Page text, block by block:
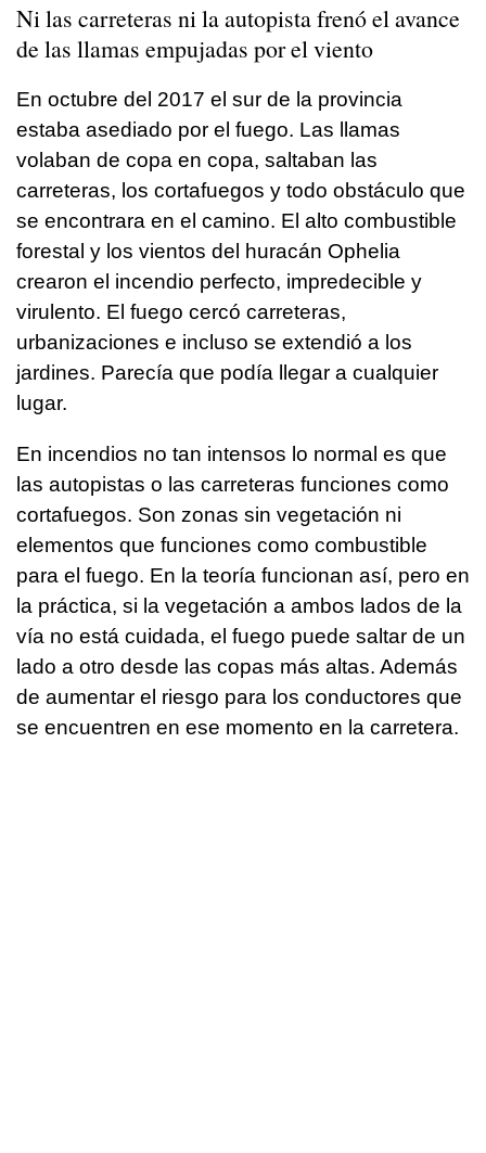
Ni las carreteras ni la autopista frenó el avance
de las llamas empujadas por el viento
En octubre del 2017 el sur de la provincia
estaba asediado por el fuego. Las llamas
volaban de copa en copa, saltaban las
carreteras, los cortafuegos y todo obstáculo que
se encontrara en el camino. El alto combustible
forestal y los vientos del huracán Ophelia
crearon el incendio perfecto, impredecible y
virulento. El fuego cercó carreteras,
urbanizaciones e incluso se extendió a los
jardines. Parecía que podía llegar a cualquier
lugar.
En incendios no tan intensos lo normal es que
las autopistas o las carreteras funciones como
cortafuegos. Son zonas sin vegetación ni
elementos que funciones como combustible
para el fuego. En la teoría funcionan así, pero en
la práctica, si la vegetación a ambos lados de la
vía no está cuidada, el fuego puede saltar de un
lado a otro desde las copas más altas. Además
de aumentar el riesgo para los conductores que
se encuentren en ese momento en la carretera.